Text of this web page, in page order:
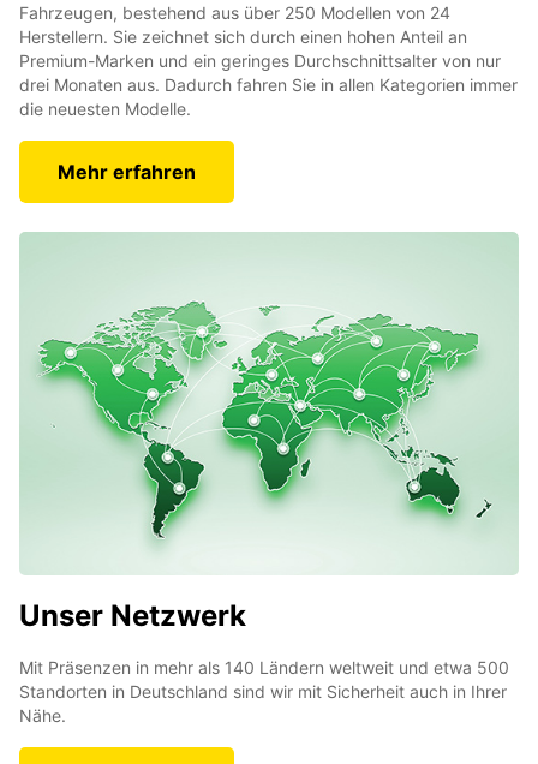
Fahrzeugen, bestehend aus über 250 Modellen von 24
Herstellern. Sie zeichnet sich durch einen hohen Anteil an
Premium-Marken und ein geringes Durchschnittsalter von nur
drei Monaten aus. Dadurch fahren Sie in allen Kategorien immer
die neuesten Modelle.
Mehr erfahren
Unser Netzwerk
Mit Präsenzen in mehr als 140 Ländern weltweit und etwa 500
Standorten in Deutschland sind wir mit Sicherheit auch in Ihrer
Nähe.